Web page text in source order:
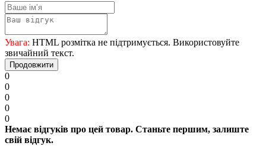
Увага: HTML розмітка не підтримується. Використовуйте
звичайний текст.
Продовжити
0
0
0
0
0
Немає відгуків про цей товар. Станьте першим, залиште
свій відгук.